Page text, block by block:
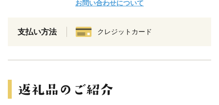
お問い合わせについて
支払い方法 クレジットカード